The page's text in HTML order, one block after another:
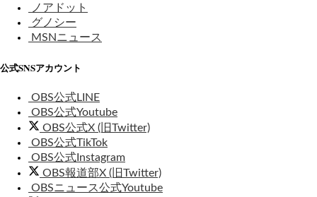
ノアドット
グノシー
MSNニュース
公式SNSアカウント
OBS公式LINE
OBS公式Youtube
OBS公式X (旧Twitter)
OBS公式TikTok
OBS公式Instagram
OBS報道部X (旧Twitter)
OBSニュース公式Youtube